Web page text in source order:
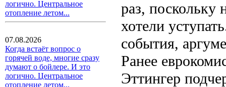
логично. Центральное
отопление летом...
07.08.2026
Когда встаёт вопрос о
горячей воде, многие сразу
думают о бойлере. И это
логично. Центральное
отопление летом...
раз, поскольку
хотели
события,
Ранее
Эттингер